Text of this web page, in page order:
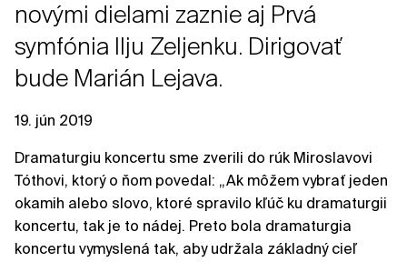
novými dielami zaznie aj Prvá
symfónia Ilju Zeljenku. Dirigovať
bude Marián Lejava.
19. jún 2019
Dramaturgiu koncertu sme zverili do rúk Miroslavovi
Tóthovi, ktorý o ňom povedal: „Ak môžem vybrať jeden
okamih alebo slovo, ktoré spravilo kľúč ku dramaturgii
koncertu, tak je to nádej. Preto bola dramaturgia
koncertu vymyslená tak, aby udržala základný cieľ